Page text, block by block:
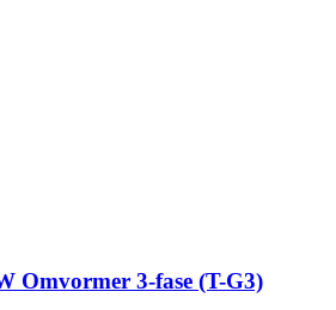
Omvormer 3-fase (T-G3)